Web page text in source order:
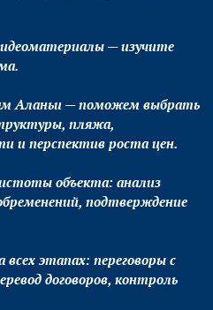
— изучите
Аланьи — поможем выбрать
пляжа,
и перспектив роста цен.
объекта: анализ
подтверждение
всех этапах: переговоры с
договоров, контроль